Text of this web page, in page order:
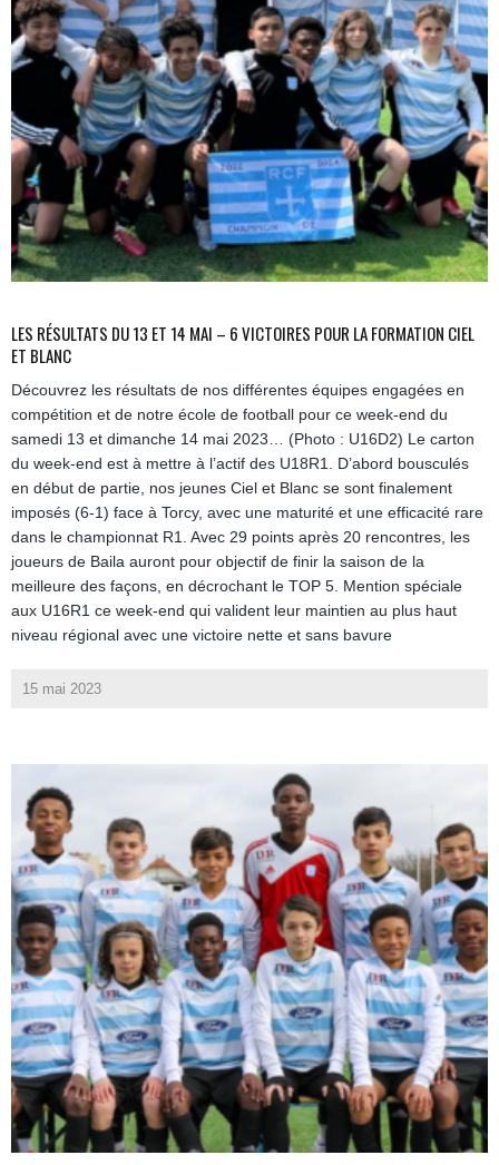
LES RÉSULTATS DU 13 ET 14 MAI – 6 VICTOIRES POUR LA FORMATION CIEL
ET BLANC
Découvrez les résultats de nos différentes équipes engagées en
compétition et de notre école de football pour ce week-end du
samedi 13 et dimanche 14 mai 2023… (Photo : U16D2) Le carton
du week-end est à mettre à l’actif des U18R1. D’abord bousculés
en début de partie, nos jeunes Ciel et Blanc se sont finalement
imposés (6-1) face à Torcy, avec une maturité et une efficacité rare
dans le championnat R1. Avec 29 points après 20 rencontres, les
joueurs de Baila auront pour objectif de finir la saison de la
meilleure des façons, en décrochant le TOP 5. Mention spéciale
aux U16R1 ce week-end qui valident leur maintien au plus haut
niveau régional avec une victoire nette et sans bavure
15 mai 2023